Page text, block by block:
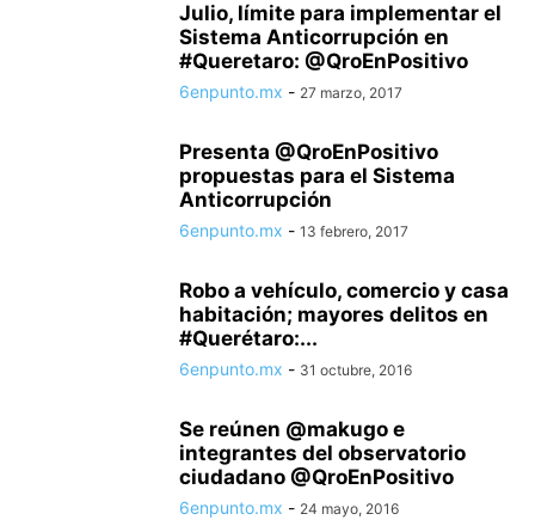
Julio, límite para implementar el
Sistema Anticorrupción en
#Queretaro: @QroEnPositivo
6enpunto.mx - 27 marzo, 2017
Presenta @QroEnPositivo
propuestas para el Sistema
Anticorrupción
6enpunto.mx - 13 febrero, 2017
Robo a vehículo, comercio y casa
habitación; mayores delitos en
#Querétaro:...
6enpunto.mx - 31 octubre, 2016
Se reúnen @makugo e
integrantes del observatorio
ciudadano @QroEnPositivo
6enpunto.mx - 24 mayo, 2016